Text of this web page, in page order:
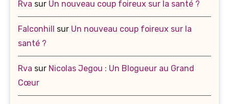
Rva sur Un nouveau coup foireux sur la santé ?
Falconhill sur Un nouveau coup foireux sur la
santé ?
Rva sur Nicolas Jegou : Un Blogueur au Grand
Cœur